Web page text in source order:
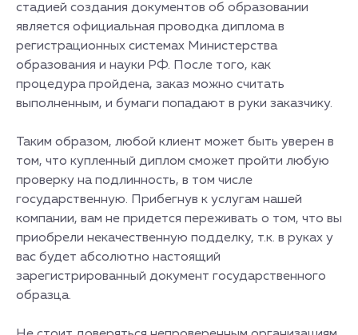
стадией создания документов об образовании
является официальная проводка диплома в
регистрационных системах Министерства
образования и науки РФ. После того, как
процедура пройдена, заказ можно считать
выполненным, и бумаги попадают в руки заказчику.
Таким образом, любой клиент может быть уверен в
том, что купленный диплом сможет пройти любую
проверку на подлинность, в том числе
государственную. Прибегнув к услугам нашей
компании, вам не придется переживать о том, что вы
приобрели некачественную подделку, т.к. в руках у
вас будет абсолютно настоящий
зарегистрированный документ государственного
образца.